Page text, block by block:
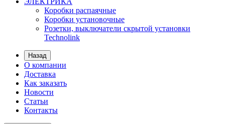
Коробки распаячные
Коробки установочные
Розетки, выключатели скрытой установки
Technolink
Назад
О компании
Доставка
Как заказать
Новости
Статьи
Контакты